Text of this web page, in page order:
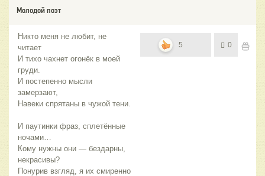
Молодой поэт
Никто меня не любит, не
читает
И тихо чахнет огонёк в моей
груди.
И постепенно мысли
замерзают,
Навеки спрятаны в чужой тени.
И паутинки фраз, сплетённые
ночами…
Кому нужны они — бездарны,
некрасивы?
Понурив взгляд, я их смиренно
5 0